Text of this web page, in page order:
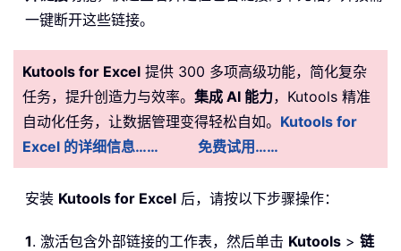
一键断开这些链接。
Kutools for Excel 提供 300 多项高级功能，简化复杂
任务，提升创造力与效率。 集成 AI 能力，Kutools 精准
自动化任务，让数据管理变得轻松自如。 Kutools for
Excel 的详细信息……
免费试用……
安装 Kutools for Excel 后，请按以下步骤操作：
1. 激活包含外部链接的工作表，然后单击 Kutools > 链